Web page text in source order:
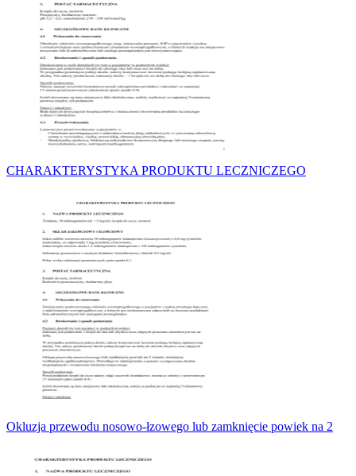
CHARAKTERYSTYKA PRODUKTU LECZNICZEGO
Okluzja przewodu nosowo-łzowego lub zamknięcie powiek na 2